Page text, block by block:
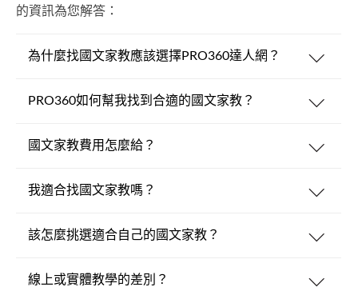
的資訊為您解答：
為什麼找國文家教應該選擇PRO360達人網？
PRO360如何幫我找到合適的國文家教？
國文家教費用怎麼給？
我適合找國文家教嗎？
該怎麼挑選適合自己的國文家教？
線上或實體教學的差別？